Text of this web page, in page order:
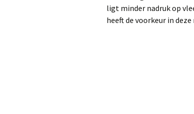
ligt minder nadruk op
heeft de voorkeur in